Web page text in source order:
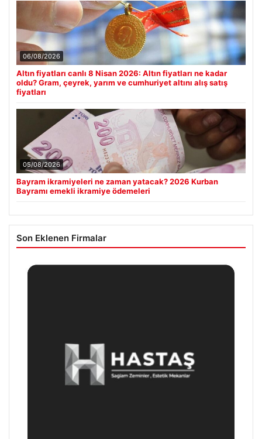
06/08/2026
Altın fiyatları canlı 8 Nisan 2026: Altın fiyatları ne kadar
oldu? Gram, çeyrek, yarım ve cumhuriyet altını alış satış
fiyatları
05/08/2026
Bayram ikramiyeleri ne zaman yatacak? 2026 Kurban
Bayramı emekli ikramiye ödemeleri
Son Eklenen Firmalar